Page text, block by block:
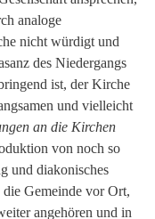
analoge
nicht würdigt und
des Niedergangs
ist, der Kirche
und vielleicht
an die Kirchen
von noch so
und diakonisches
Gemeinde vor Ort,
angehören und in